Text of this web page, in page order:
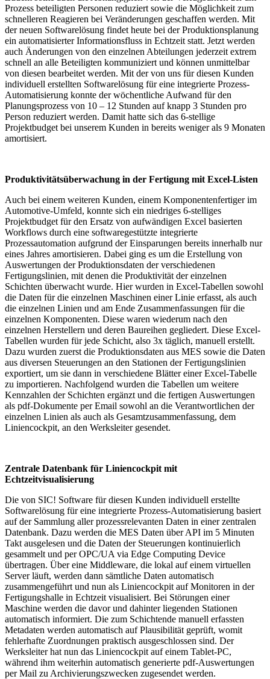
Prozess beteiligten Personen reduziert sowie die Möglichkeit zum
schnelleren Reagieren bei Veränderungen geschaffen werden. Mit
der neuen Softwarelösung findet heute bei der Produktionsplanung
ein automatisierter Informationsfluss in Echtzeit statt. Jetzt werden
auch Änderungen von den einzelnen Abteilungen jederzeit extrem
schnell an alle Beteiligten kommuniziert und können unmittelbar
von diesen bearbeitet werden. Mit der von uns für diesen Kunden
individuell erstellten Softwarelösung für eine integrierte Prozess-
Automatisierung konnte der wöchentliche Aufwand für den
Planungsprozess von 10 – 12 Stunden auf knapp 3 Stunden pro
Person reduziert werden. Damit hatte sich das 6-stellige
Projektbudget bei unserem Kunden in bereits weniger als 9 Monaten
amortisiert.
Produktivitätsüberwachung in der Fertigung mit Excel-Listen
Auch bei einem weiteren Kunden, einem Komponentenfertiger im
Automotive-Umfeld, konnte sich ein niedriges 6-stelliges
Projektbudget für den Ersatz von aufwändigen Excel basierten
Workflows durch eine softwaregestützte integrierte
Prozessautomation aufgrund der Einsparungen bereits innerhalb nur
eines Jahres amortisieren. Dabei ging es um die Erstellung von
Auswertungen der Produktionsdaten der verschiedenen
Fertigungslinien, mit denen die Produktivität der einzelnen
Schichten überwacht wurde. Hier wurden in Excel-Tabellen sowohl
die Daten für die einzelnen Maschinen einer Linie erfasst, als auch
die einzelnen Linien und am Ende Zusammenfassungen für die
einzelnen Komponenten. Diese waren wiederum nach den
einzelnen Herstellern und deren Baureihen gegliedert. Diese Excel-
Tabellen wurden für jede Schicht, also 3x täglich, manuell erstellt.
Dazu wurden zuerst die Produktionsdaten aus MES sowie die Daten
aus diversen Steuerungen an den Stationen der Fertigungslinien
exportiert, um sie dann in verschiedene Blätter einer Excel-Tabelle
zu importieren. Nachfolgend wurden die Tabellen um weitere
Kennzahlen der Schichten ergänzt und die fertigen Auswertungen
als pdf-Dokumente per Email sowohl an die Verantwortlichen der
einzelnen Linien als auch als Gesamtzusammenfassung, dem
Liniencockpit, an den Werksleiter gesendet.
Zentrale Datenbank für Liniencockpit mit
Echtzeitvisualisierung
Die von SIC! Software für diesen Kunden individuell erstellte
Softwarelösung für eine integrierte Prozess-Automatisierung basiert
auf der Sammlung aller prozessrelevanten Daten in einer zentralen
Datenbank. Dazu werden die MES Daten über API im 5 Minuten
Takt ausgelesen und die Daten der Steuerungen kontinuierlich
gesammelt und per OPC/UA via Edge Computing Device
übertragen. Über eine Middleware, die lokal auf einem virtuellen
Server läuft, werden dann sämtliche Daten automatisch
zusammengeführt und nun als Liniencockpit auf Monitoren in der
Fertigungshalle in Echtzeit visualisiert. Bei Störungen einer
Maschine werden die davor und dahinter liegenden Stationen
automatisch informiert. Die zum Schichtende manuell erfassten
Metadaten werden automatisch auf Plausibilität geprüft, womit
fehlerhafte Zuordnungen praktisch ausgeschlossen sind. Der
Werksleiter hat nun das Liniencockpit auf einem Tablet-PC,
während ihm weiterhin automatisch generierte pdf-Auswertungen
per Mail zu Archivierungszwecken zugesendet werden.